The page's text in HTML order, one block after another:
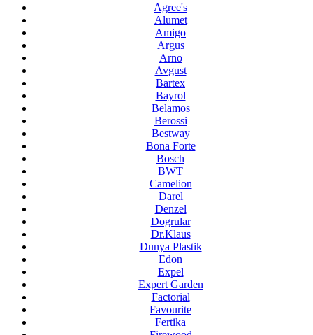
Agree's
Alumet
Amigo
Argus
Arno
Avgust
Bartex
Bayrol
Belamos
Berossi
Bestway
Bona Forte
Bosch
BWT
Camelion
Darel
Denzel
Dogrular
Dr.Klaus
Dunya Plastik
Edon
Expel
Expert Garden
Factorial
Favourite
Fertika